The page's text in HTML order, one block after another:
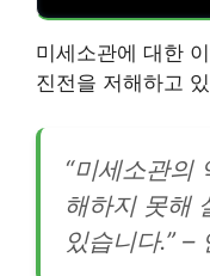
미세소관에 대한
진전을 저해하고
“미세소관의
해하지 못해
있습니다.” –